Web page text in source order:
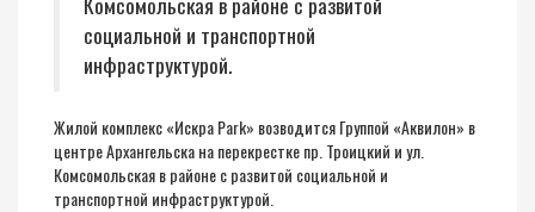
социальной и транспортной
инфраструктурой.
Жилой комплекс «Искра Park» возводится Группой «Аквилон» в
центре Архангельска на перекрестке пр. Троицкий и ул.
Комсомольская в районе с развитой социальной и
транспортной инфраструктурой.